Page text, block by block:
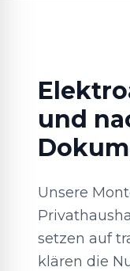
und
Unsere
setzen auf
klären die